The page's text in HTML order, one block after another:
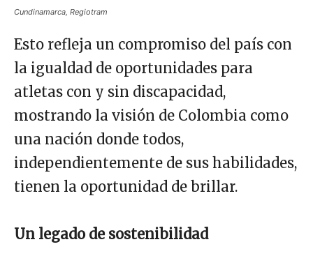
Cundinamarca, Regiotram
Esto refleja un compromiso del país con
la igualdad de oportunidades para
atletas con y sin discapacidad,
mostrando la visión de Colombia como
una nación donde todos,
independientemente de sus habilidades,
tienen la oportunidad de brillar.
Un legado de sostenibilidad